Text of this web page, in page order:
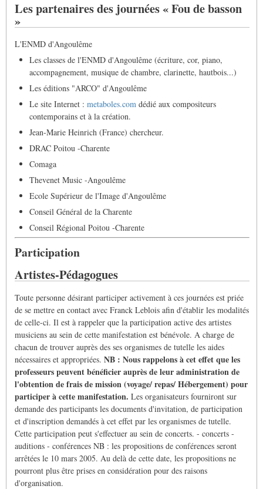
Les partenaires des journées « Fou de basson
»
L'ENMD d'Angoulême
Les classes de l'ENMD d'Angoulême (écriture, cor, piano,
accompagnement, musique de chambre, clarinette, hautbois...)
Les éditions "ARCO" d'Angoulême
Le site Internet : metaboles.com dédié aux compositeurs
contemporains et à la création.
Jean-Marie Heinrich (France) chercheur.
DRAC Poitou -Charente
Comaga
Thevenet Music -Angoulême
Ecole Supérieur de l'Image d'Angoulême
Conseil Général de la Charente
Conseil Régional Poitou -Charente
Participation
Artistes-Pédagogues
Toute personne désirant participer activement à ces journées est priée
de se mettre en contact avec Franck Leblois afin d'établir les modalités
de celle-ci. Il est à rappeler que la participation active des artistes
musiciens au sein de cette manifestation est bénévole. A charge de
chacun de trouver auprès des ses organismes de tutelle les aides
nécessaires et appropriées. NB : Nous rappelons à cet effet que les
professeurs peuvent bénéficier auprès de leur administration de
l'obtention de frais de mission (voyage/ repas/ Hébergement) pour
participer à cette manifestation. Les organisateurs fourniront sur
demande des participants les documents d'invitation, de participation
et d'inscription demandés à cet effet par les organismes de tutelle.
Cette participation peut s'effectuer au sein de concerts. - concerts -
auditions - conférences NB : les propositions de conférences seront
arrêtées le 10 mars 2005. Au delà de cette date, les propositions ne
pourront plus être prises en considération pour des raisons
d'organisation.